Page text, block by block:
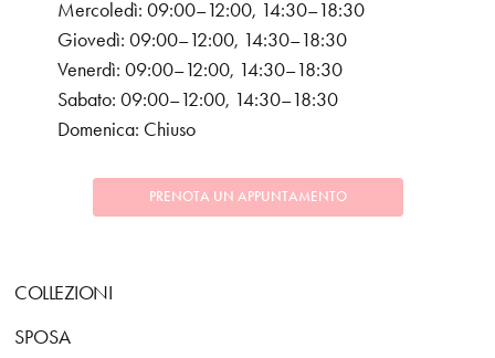
Mercoledì: 09:00–12:00, 14:30–18:30
Giovedì: 09:00–12:00, 14:30–18:30
Venerdì: 09:00–12:00, 14:30–18:30
Sabato: 09:00–12:00, 14:30–18:30
Domenica: Chiuso
PRENOTA UN APPUNTAMENTO
COLLEZIONI
SPOSA